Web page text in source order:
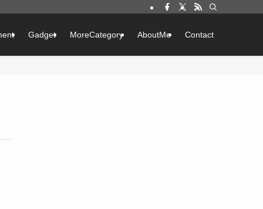
Gadget MoreCategory AboutMe Contact